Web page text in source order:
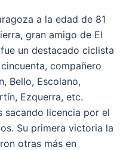
a la edad de 81
gran amigo de El
un destacado ciclista
compañero
Bello, Escolano,
Ezquerra, etc.
sacando licencia por el
Su primera victoria la
otras más en